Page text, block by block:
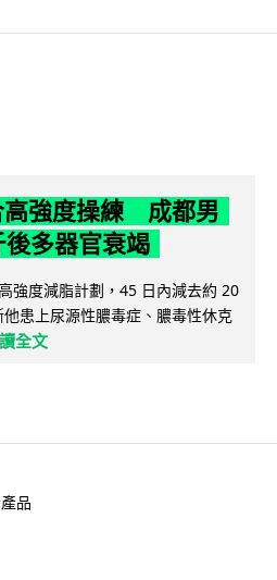
高強度操練 成都男
多器官衰竭
強度減脂計劃，45 日內減去約 20
患上尿源性膿毒症、膿毒性休克
全文
品